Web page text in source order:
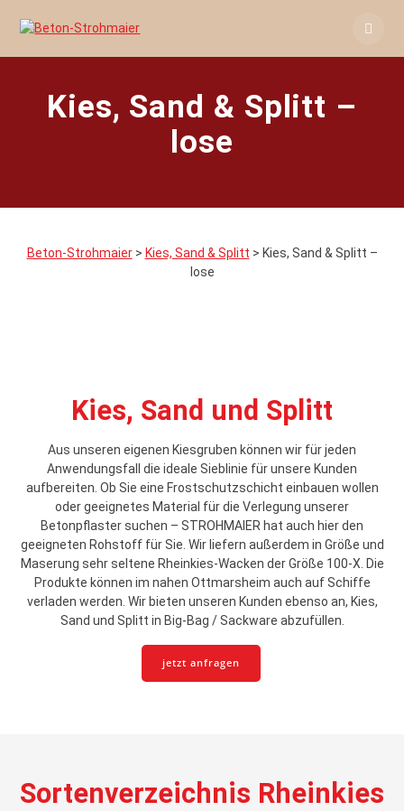
Kies, Sand & Splitt –
lose
Beton-Strohmaier> Kies, Sand & Splitt > Kies, Sand & Splitt –
lose
Kies, Sand und Splitt
Aus unseren eigenen Kiesgruben können wir für jeden
Anwendungsfall die ideale Sieblinie für unsere Kunden
aufbereiten. Ob Sie eine Frostschutzschicht einbauen wollen
oder geeignetes Material für die Verlegung unserer
Betonpflaster suchen – STROHMAIER hat auch hier den
geeigneten Rohstoff für Sie. Wir liefern außerdem in Größe und
Maserung sehr seltene Rheinkies-Wacken der Größe 100-X. Die
Produkte können im nahen Ottmarsheim auch auf Schiffe
verladen werden. Wir bieten unseren Kunden ebenso an, Kies,
Sand und Splitt in Big-Bag / Sackware abzufüllen.
jetzt anfragen
Sortenverzeichnis Rheinkies